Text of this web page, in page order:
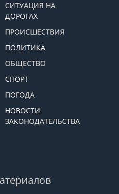
СИТУАЦИЯ НА
ДОРОГАХ
ПРОИСШЕСТВИЯ
ПОЛИТИКА
ОБЩЕСТВО
СПОРТ
ПОГОДА
НОВОСТИ
ЗАКОНОДАТЕЛЬСТВА